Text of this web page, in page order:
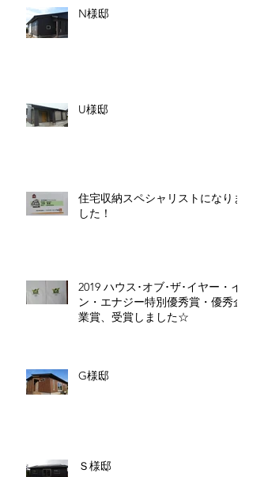
N様邸
U様邸
住宅収納スペシャリストになりま
した！
2019 ハウス･オブ･ザ･イヤー・イ
ン・エナジー特別優秀賞・優秀企
業賞、受賞しました☆
G様邸
Ｓ様邸